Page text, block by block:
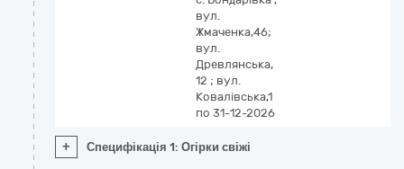
вул.
Жмаченка,46;
вул.
Древлянська,
12 ; вул.
Ковалівська,1
по 31-12-2026
+ Специфікація 1: Огірки свіжі